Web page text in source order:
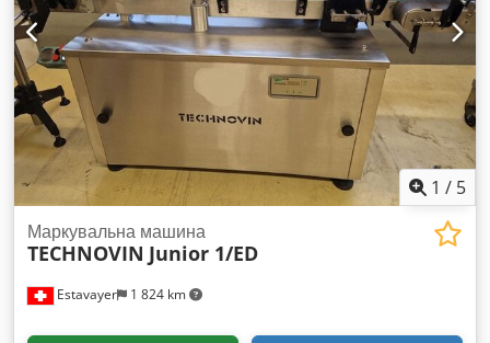
1 / 5
Estavayer 1 824 km
Маркувальна машина
TECHNOVIN Junior 1/ED